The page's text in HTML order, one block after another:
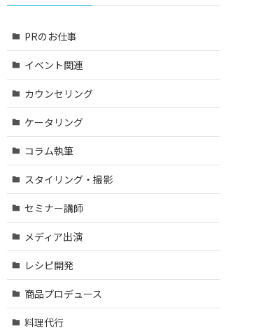
PRのお仕事
イベント関連
カウンセリング
ケータリング
コラム執筆
スタイリング・撮影
セミナー講師
メディア出演
レシピ開発
商品プロデュース
料理代行